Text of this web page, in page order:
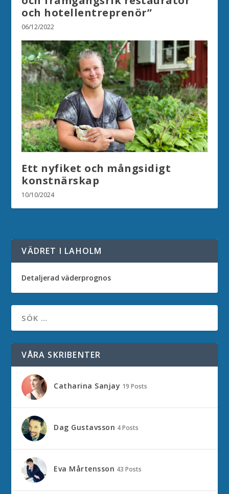
och hotellentreprenör”
06/12/2022
Ett nyfiket och mångsidigt
konstnärskap
10/10/2024
VÄDRET I LAHOLM
Detaljerad väderprognos
VÅRA SKRIBENTER
Catharina Sanjay 19 Posts
Dag Gustavsson 4 Posts
Eva Mårtensson 43 Posts